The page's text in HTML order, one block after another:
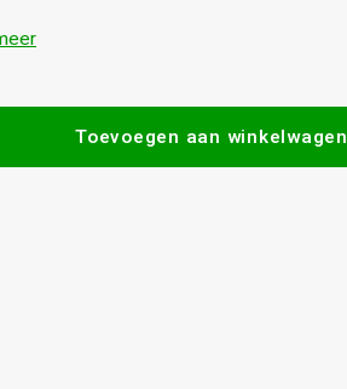
Toevoegen aan winkelwagen